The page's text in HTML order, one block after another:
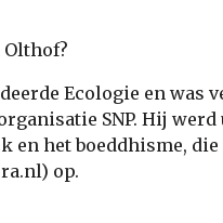
Ecologie en was
SNP. Hij
en het boeddhisme,
op.